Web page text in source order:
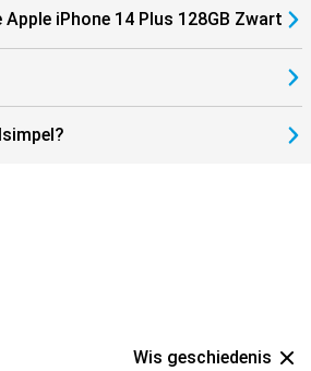
voor een SOS-noodmelding is gestopt
iPhone 14 Plus 128GB Zwart
Wis geschiedenis